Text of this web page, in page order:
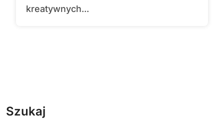
kreatywnych...
Szukaj